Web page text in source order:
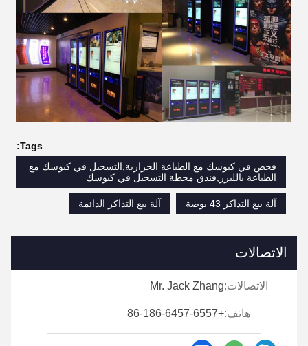
Tags:
فحص في كيوسك مع الطباعة الحرارية,التسجيل في كيوسك مع
الطباعة بالليزر,فندق محطة التسجيل في كيوسك
آلة بيع التذاكر 43 بوصة آلة بيع التذاكر الدائمة
الاتصالات
الاتصالات:Mr. Jack Zhang
هاتف:+86-186-6457-6557